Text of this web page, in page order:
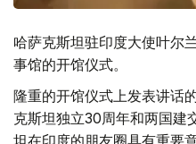
哈萨克斯坦驻印度大使叶尔
事馆的开馆仪式。
隆重的开馆仪式上发表讲话
克斯坦独立30周年和两国建